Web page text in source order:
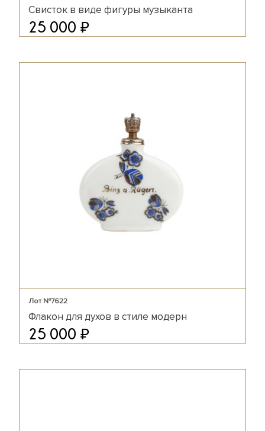
Свисток в виде фигуры музыканта
25 000 ₽
Лот №7622
Флакон для духов в стиле модерн
25 000 ₽